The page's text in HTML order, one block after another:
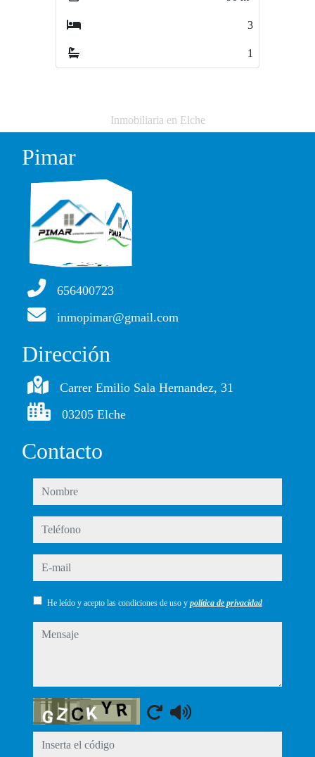
Inmobiliaria en Elche
Pimar
656400723
inmopimar@gmail.com
Dirección
Carrer Emilio Sala Hernandez, 31
03205 Elche
Contacto
nombre
teléfono
e-mail
He leído y acepto las condiciones de uso y política de privacidad
mensaje
Captcha